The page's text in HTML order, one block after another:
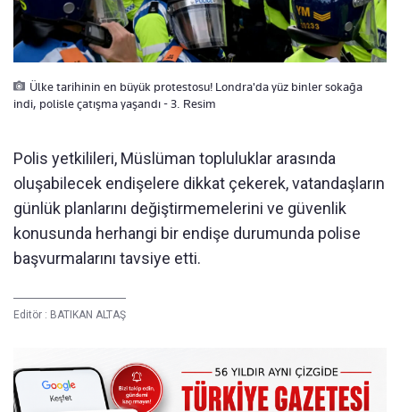
Ülke tarihinin en büyük protestosu! Londra'da yüz binler sokağa
indi, polisle çatışma yaşandı - 3. Resim
Polis yetkilileri, Müslüman topluluklar arasında
oluşabilecek endişelere dikkat çekerek, vatandaşların
günlük planlarını değiştirmemelerini ve güvenlik
konusunda herhangi bir endişe durumunda polise
başvurmalarını tavsiye etti.
Editör : BATIKAN ALTAŞ